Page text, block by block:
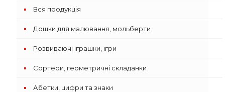
Вся продукція
Дошки для малювання, мольберти
Розвиваючі іграшки, ігри
Сортери, геометричні складанки
Абетки, цифри та знаки